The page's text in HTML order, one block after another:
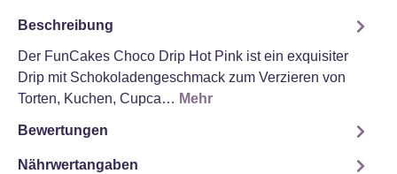
Beschreibung
Der FunCakes Choco Drip Hot Pink ist ein exquisiter
Drip mit Schokoladengeschmack zum Verzieren von
Torten, Kuchen, Cupca… Mehr
Bewertungen
Nährwertangaben